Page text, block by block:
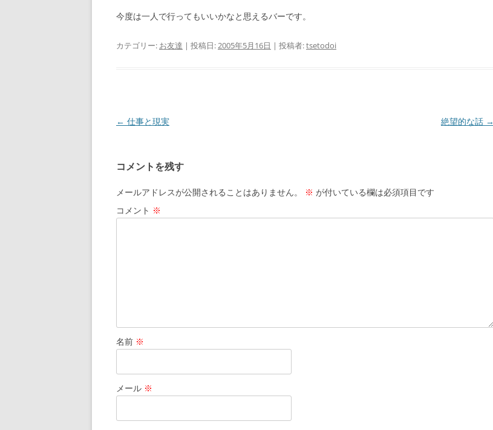
今度は一人で行ってもいいかなと思えるバーです。
カテゴリー: お友達 | 投稿日:2005年5月16日 | 投稿者:tsetodoi
投
ビ
ゲ
ー
シ
← 仕事と現実 絶望的な話 →
コメントを残す
メールアドレスが公開されることはありません。 ※ が付いている欄は必須項目です
コメント ※
名前 ※
メール ※